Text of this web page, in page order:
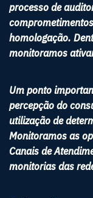
processo de
homologação.
monitoramos
Um ponto
percepção do
utilização de
Monitoramos as
Canais de
monitorias das